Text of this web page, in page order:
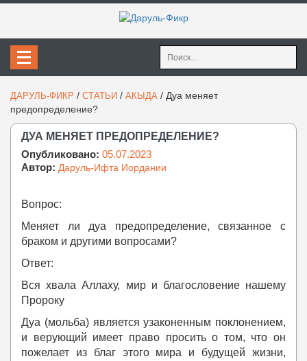
Найти:
ДАРУЛЬ-ФИКР / СТАТЬИ / АКЫДА / Дуа меняет
предопределение?
ДУА МЕНЯЕТ ПРЕДОПРЕДЕЛЕНИЕ?
Опубликовано: 05.07.2023
Автор: Даруль-Ифта Иордании
Вопрос:
Меняет ли дуа предопределение, связанное с
браком и другими вопросами?
Ответ:
Вся хвала Аллаху, мир и благословение нашему
Пророку
Дуа (мольба) является узаконенным поклонением,
и верующий имеет право просить о том, что он
пожелает из благ этого мира и будущей жизни,